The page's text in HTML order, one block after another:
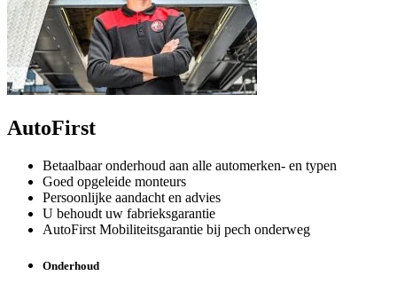
AutoFirst
Betaalbaar onderhoud aan alle automerken- en typen
Goed opgeleide monteurs
Persoonlijke aandacht en advies
U behoudt uw fabrieksgarantie
AutoFirst Mobiliteitsgarantie bij pech onderweg
Onderhoud